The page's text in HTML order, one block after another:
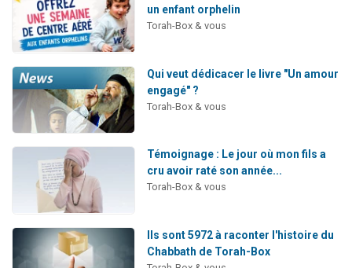
un enfant orphelin
Torah-Box & vous
Qui veut dédicacer le livre "Un amour
engagé" ?
Torah-Box & vous
Témoignage : Le jour où mon fils a
cru avoir raté son année...
Torah-Box & vous
Ils sont 5972 à raconter l'histoire du
Chabbath de Torah-Box